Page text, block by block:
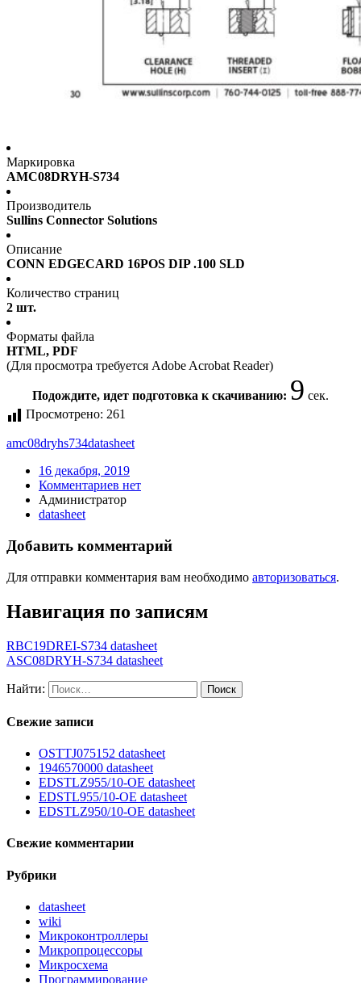
Маркировка
AMC08DRYH-S734
Производитель
Sullins Connector Solutions
Описание
CONN EDGECARD 16POS DIP .100 SLD
Количество страниц
2 шт.
Форматы файла
HTML, PDF
(Для просмотра требуется Adobe Acrobat Reader)
Подождите, идет подготовка к скачиванию: 9 сек.
Просмотрено: 261
amc08dryhs734datasheet
16 декабря, 2019
Комментариев нет
Администратор
datasheet
Добавить комментарий
Для отправки комментария вам необходимо авторизоваться.
Навигация по записям
RBC19DREI-S734 datasheet
ASC08DRYH-S734 datasheet
Найти:
Свежие записи
OSTTJ075152 datasheet
1946570000 datasheet
EDSTLZ955/10-OE datasheet
EDSTL955/10-OE datasheet
EDSTLZ950/10-OE datasheet
Свежие комментарии
Рубрики
datasheet
wiki
Микроконтроллеры
Микропроцессоры
Микросхема
Программирование